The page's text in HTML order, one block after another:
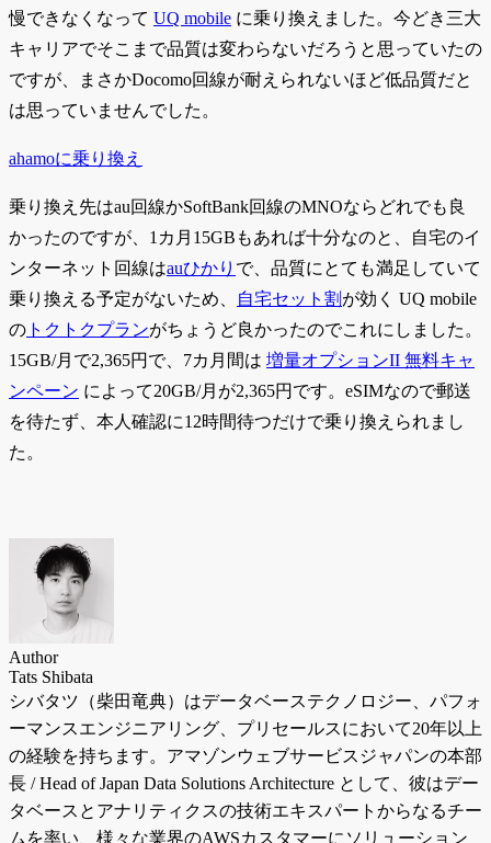
慢できなくなって UQ mobile に乗り換えました。今どき三大
キャリアでそこまで品質は変わらないだろうと思っていたの
ですが、まさかDocomo回線が耐えられないほど低品質だと
は思っていませんでした。
ahamoに乗り換え
乗り換え先はau回線かSoftBank回線のMNOならどれでも良
かったのですが、1カ月15GBもあれば十分なのと、自宅のイ
ンターネット回線はauひかり で、品質にとても満足していて
乗り換える予定がないため、
自宅セット割 が効く UQ mobile
の トクトクプランがちょうど良かったのでこれにしました。
15GB/月で2,365円で、7カ月間は 増量オプションII 無料キャ
ンペーン によって20GB/月が2,365円です。eSIMなので郵送
を待たず、本人確認に12時間待つだけで乗り換えられまし
た。
Author
Tats Shibata
シバタツ（柴田竜典）はデータベーステクノロジー、パフォ
ーマンスエンジニアリング、プリセールスにおいて20年以上
の経験を持ちます。アマゾンウェブサービスジャパンの本部
長 / Head of Japan Data Solutions Architecture として、彼はデー
タベースとアナリティクスの技術エキスパートからなるチー
ムを率い、様々な業界のAWSカスタマーにソリューション